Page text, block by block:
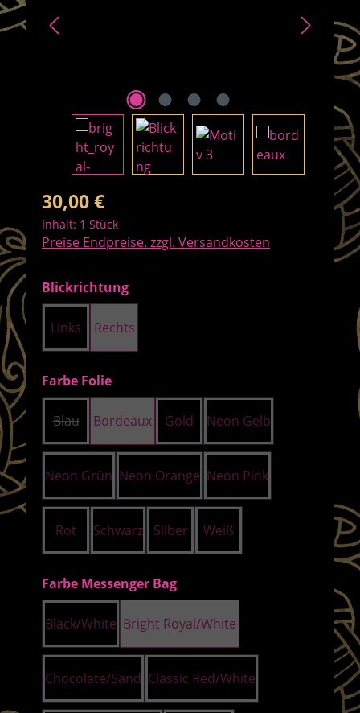
Regulärer Preis:
30,00 €
Inhalt: 1 Stück
Preise Endpreise. zzgl. Versandkosten
Blickrichtungauswählen
Links Rechts
Farbe Folieauswählen
Blau(Diese Option ist zurzeit nicht verfügbar.)
Bordeaux Gold Neon Gelb
Neon Grün Neon Orange Neon Pink
Rot Schwarz Silber Weiß
Farbe Messenger Bagauswählen
Black/White Bright Royal/White
Chocolate/Sand Classic Red/White